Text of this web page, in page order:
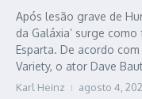
Após lesão grave de
da Galáxia’ surge
Esparta. De acordo
Variety, o ator Dave
Karl Heinz agosto 4,